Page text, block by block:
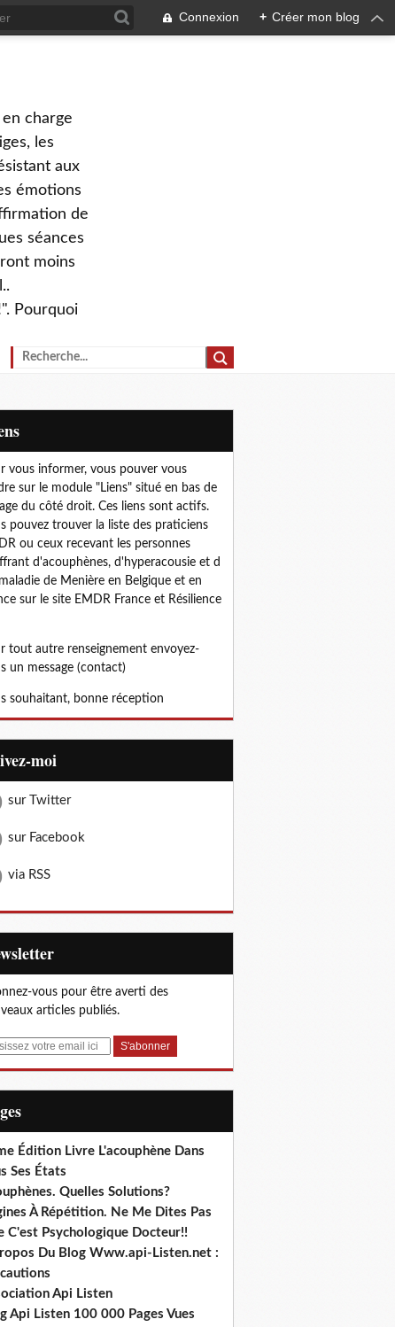
Connexion + Créer mon blog
charge
les
aux
émotions
de
séances
moins
Pourquoi
vous informer, vous pouver vous
sur le module "Liens" situé en bas de
du côté droit. Ces liens sont actifs.
pouvez trouver la liste des praticiens
ou ceux recevant les personnes
d'acouphènes, d'hyperacousie et d
de Menière en Belgique et en
sur le site EMDR France et Résilience
tout autre renseignement envoyez-
un message (contact)
souhaitant, bonne réception
moi
sur Twitter
sur Facebook
via RSS
vous pour être averti des
articles publiés.
Édition Livre L'acouphène Dans
Ses États
Quelles Solutions?
À Répétition. Ne Me Dites Pas
C'est Psychologique Docteur!!
Du Blog Www.api-Listen.net :
Api Listen
Api Listen 100 000 Pages Vues